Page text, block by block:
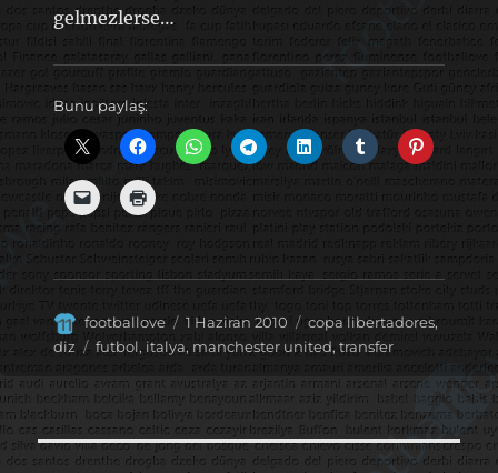
gelmezlerse…
Bunu paylaş:
Yazar
footballove
Yayın
tarihi
1 Haziran 2010 Kategoriler
copa libertadores,
diz
Etiketler
futbol, italya, manchester united, transfer